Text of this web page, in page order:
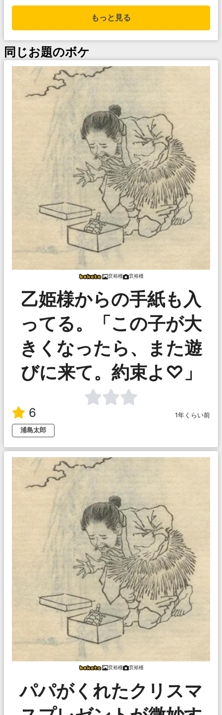
もっと見る
同じお題のボケ
裵裕槿 裵裕槿
乙姫様からの手紙も入
ってる。「この子が大
きくなったら、また遊
びに来て。約束よ♡」
6
1年くらい前
浦島太郎
裵裕槿 裵裕槿
パパがくれたクリスマ